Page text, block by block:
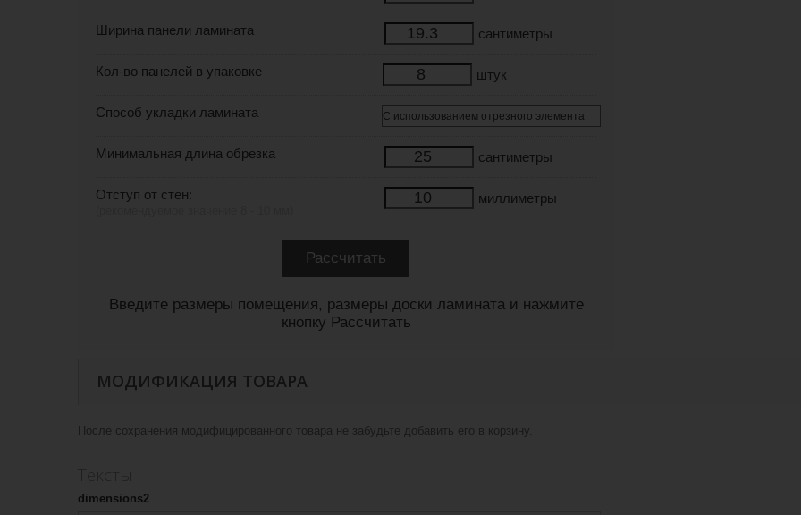
Ширина панели ламината сантиметры
Кол-во панелей в упаковке штук
Способ укладки ламината
Минимальная длина обрезка сантиметры
Отступ от стен: миллиметры
Введите размеры помещения, размеры доски ламината и нажмите
кнопку Рассчитать
МОДИФИКАЦИЯ ТОВАРА
После сохранения модифицированного товара не забудьте добавить его в корзину.
dimensions2